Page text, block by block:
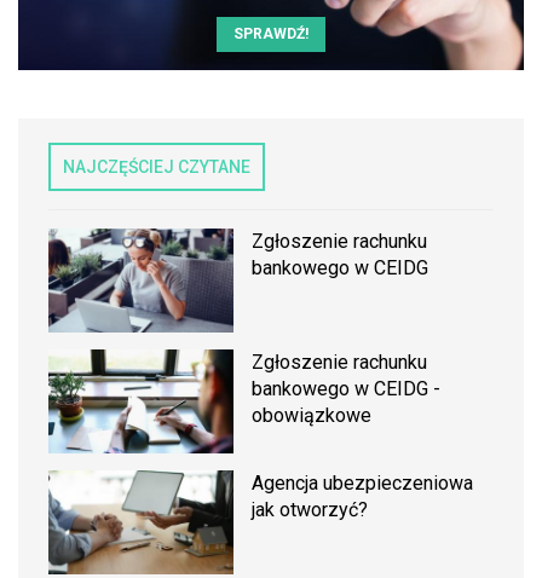
SPRAWDŹ!
NAJCZĘŚCIEJ CZYTANE
Zgłoszenie rachunku
bankowego w CEIDG
Zgłoszenie rachunku
bankowego w CEIDG -
obowiązkowe
Agencja ubezpieczeniowa
jak otworzyć?